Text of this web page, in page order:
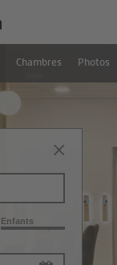
Chambres Photos
Enfants